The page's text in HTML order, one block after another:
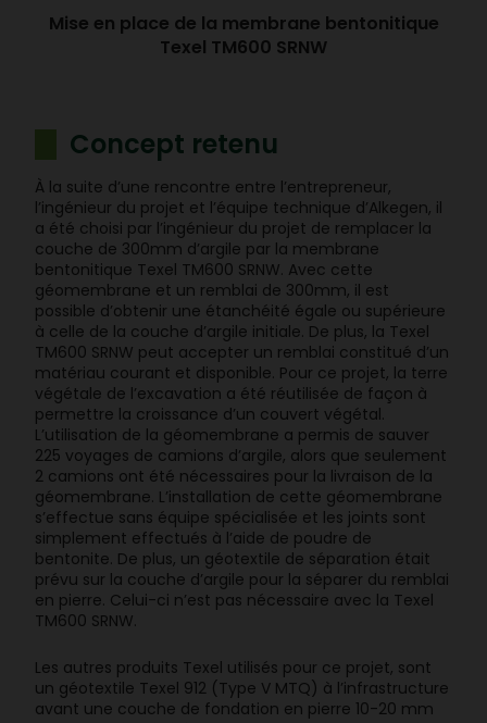
Mise en place de la membrane bentonitique
Texel TM600 SRNW
Concept retenu
À la suite d’une rencontre entre l’entrepreneur,
l’ingénieur du projet et l’équipe technique d’Alkegen, il
a été choisi par l’ingénieur du projet de remplacer la
couche de 300mm d’argile par la membrane
bentonitique Texel TM600 SRNW. Avec cette
géomembrane et un remblai de 300mm, il est
possible d’obtenir une étanchéité égale ou supérieure
à celle de la couche d’argile initiale. De plus, la Texel
TM600 SRNW peut accepter un remblai constitué d’un
matériau courant et disponible. Pour ce projet, la terre
végétale de l’excavation a été réutilisée de façon à
permettre la croissance d’un couvert végétal.
L’utilisation de la géomembrane a permis de sauver
225 voyages de camions d’argile, alors que seulement
2 camions ont été nécessaires pour la livraison de la
géomembrane. L’installation de cette géomembrane
s’effectue sans équipe spécialisée et les joints sont
simplement effectués à l’aide de poudre de
bentonite. De plus, un géotextile de séparation était
prévu sur la couche d’argile pour la séparer du remblai
en pierre. Celui-ci n’est pas nécessaire avec la Texel
TM600 SRNW.
Les autres produits Texel utilisés pour ce projet, sont
un géotextile Texel 912 (Type V MTQ) à l’infrastructure
avant une couche de fondation en pierre 10-20 mm